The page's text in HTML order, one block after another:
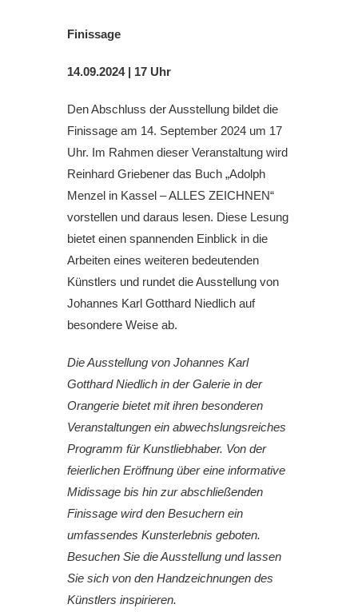
Finissage
14.09.2024 | 17 Uhr
Den Abschluss der Ausstellung bildet die
Finissage am 14. September 2024 um 17
Uhr. Im Rahmen dieser Veranstaltung wird
Reinhard Griebener das Buch „Adolph
Menzel in Kassel – ALLES ZEICHNEN“
vorstellen und daraus lesen. Diese Lesung
bietet einen spannenden Einblick in die
Arbeiten eines weiteren bedeutenden
Künstlers und rundet die Ausstellung von
Johannes Karl Gotthard Niedlich auf
besondere Weise ab.
Die Ausstellung von Johannes Karl
Gotthard Niedlich in der Galerie in der
Orangerie bietet mit ihren besonderen
Veranstaltungen ein abwechslungsreiches
Programm für Kunstliebhaber. Von der
feierlichen Eröffnung über eine informative
Midissage bis hin zur abschließenden
Finissage wird den Besuchern ein
umfassendes Kunsterlebnis geboten.
Besuchen Sie die Ausstellung und lassen
Sie sich von den Handzeichnungen des
Künstlers inspirieren.